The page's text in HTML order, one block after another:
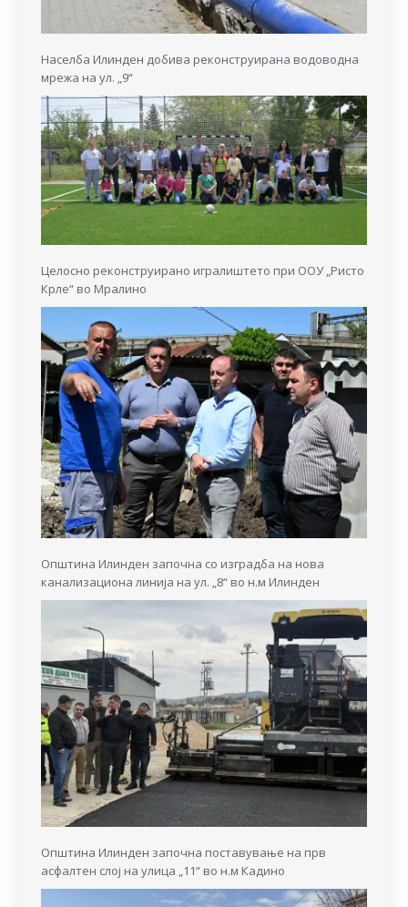
Населба Илинден добива реконструирана водоводна
мрежа на ул. „9“
Целосно реконструирано игралиштето при ООУ „Ристо
Крле“ во Мралино
Општина Илинден започна со изградба на нова
канализациона линија на ул. „8“ во н.м Илинден
Општина Илинден започна поставување на прв
асфалтен слој на улица „11“ во н.м Кадино